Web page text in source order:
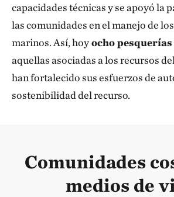
capacidades técnicas y se apoyó la
las comunidades en el manejo de
marinos. Así, hoyocho
aquellas asociadas a los recursos
han fortalecido sus esfuerzos de
sostenibilidad del recurso.
Comunidades
medios de